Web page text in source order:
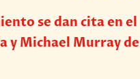
se dan cita en el
y Michael Murray de